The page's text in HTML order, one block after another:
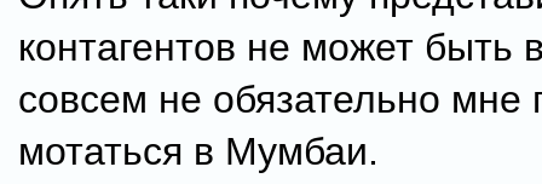
контагентов не может быть
совсем не обязательно мне
мотаться в Мумбаи.